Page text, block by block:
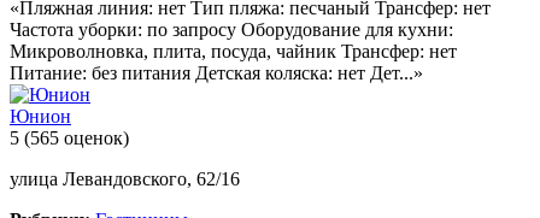
«Пляжная линия: нет Тип пляжа: песчаный Трансфер: нет
Частота уборки: по запросу Оборудование для кухни:
Микроволновка, плита, посуда, чайник Трансфер: нет
Питание: без питания Детская коляска: нет Дет...»
Юнион
5 (565 оценок)
улица Левандовского, 62/16